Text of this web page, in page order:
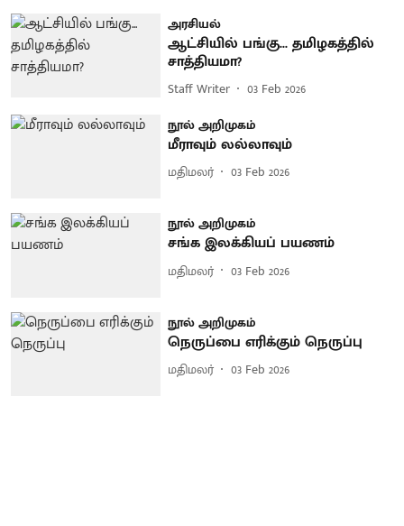
அரசியல்
ஆட்சியில் பங்கு... தமிழகத்தில்
சாத்தியமா?
Staff Writer
03 Feb 2026
நூல் அறிமுகம்
மீராவும் லல்லாவும்
மதிமலர் 03 Feb 2026
நூல் அறிமுகம்
சங்க இலக்கியப் பயணம்
மதிமலர் 03 Feb 2026
நூல் அறிமுகம்
நெருப்பை எரிக்கும் நெருப்பு
மதிமலர் 03 Feb 2026